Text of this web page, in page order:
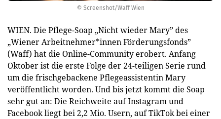
© Screenshot/Waff Wien
WIEN. Die Pflege-Soap „Nicht wieder Mary” des
„Wiener Arbeitnehmer*innen Förderungsfonds”
(Waff) hat die Online-Community erobert. Anfang
Oktober ist die erste Folge der 24-teiligen Serie rund
um die frischgebackene Pflegeassistentin Mary
veröffentlicht worden. Und bis jetzt kommt die Soap
sehr gut an: Die Reichweite auf Instagram und
Facebook liegt bei 2,2 Mio. Usern, auf TikTok bei einer